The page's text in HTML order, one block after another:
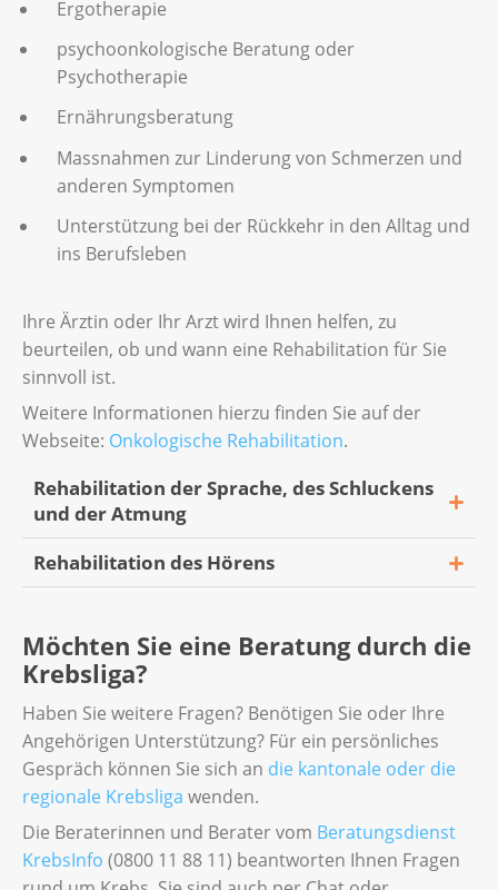
Ergotherapie
psychoonkologische Beratung oder
Psychotherapie
Ernährungsberatung
Massnahmen zur Linderung von Schmerzen und
anderen Symptomen
Unterstützung bei der Rückkehr in den Alltag und
ins Berufsleben
Ihre Ärztin oder Ihr Arzt wird Ihnen helfen, zu
beurteilen, ob und wann eine Rehabilitation für Sie
sinnvoll ist.
Weitere Informationen hierzu finden Sie auf der
Webseite: Onkologische Rehabilitation.
Rehabilitation der Sprache, des Schluckens
und der Atmung
Haben Sie nach der Therapie Schwierigkeiten
Ihnen eine Behandlung durch eine
Fachperson der Logopädie verschreiben.
Eine Logopädin oder ein Logopäde ist
spezialisiert auf die Behandlung von
Störungen beim
Sprechen,
Kommunizieren und
Rehabilitation des Hörens
mit dem Hören? Ihre Ärztin oder Ihr Arzt
kann Ihnen einen Termin bei einer HNO-
Ärztin oder einem HNO-Arzt verordnen. Wie
lange die Rehabilitation dauert, hängt von
der Art und der Einschränkung ab.
Während der Rehabilitation überprüft die
HNO-Ärztin oder der HNO-Arzt Ihr Gehör. Sie
oder er entscheidet, ob Sie ein Hörgerät
Möchten Sie eine Beratung durch die
Krebsliga?
Haben Sie weitere Fragen? Benötigen Sie oder Ihre
Angehörigen Unterstützung? Für ein persönliches
Gespräch können Sie sich an die kantonale oder die
regionale Krebsliga wenden.
Die Beraterinnen und Berater vom Beratungsdienst
KrebsInfo (0800 11 88 11) beantworten Ihnen Fragen